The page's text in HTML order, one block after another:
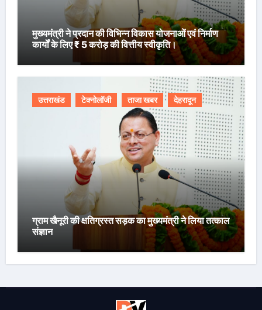
मुख्यमंत्री ने प्रदान की विभिन्न विकास योजनाओं एवं निर्माण
कार्यों के लिए ₹ 5 करोड़ की वित्तीय स्वीकृति।
उत्तराखंड टेक्नोलॉजी ताजा खबर देहरादून
ग्राम खैनूरी की क्षतिग्रस्त सड़क का मुख्यमंत्री ने लिया तत्काल
संज्ञान